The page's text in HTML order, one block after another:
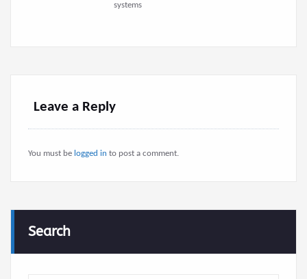
systems
Leave a Reply
You must be logged in to post a comment.
Search